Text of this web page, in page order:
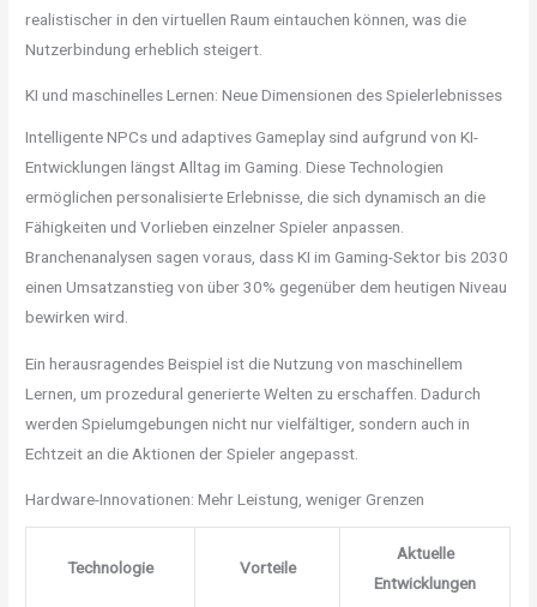
realistischer in den virtuellen Raum eintauchen können, was die
Nutzerbindung erheblich steigert.
KI und maschinelles Lernen: Neue Dimensionen des Spielerlebnisses
Intelligente NPCs und adaptives Gameplay sind aufgrund von KI-
Entwicklungen längst Alltag im Gaming. Diese Technologien
ermöglichen personalisierte Erlebnisse, die sich dynamisch an die
Fähigkeiten und Vorlieben einzelner Spieler anpassen.
Branchenanalysen sagen voraus, dass KI im Gaming-Sektor bis 2030
einen Umsatzanstieg von über30% gegenüber dem heutigen Niveau
bewirken wird.
Ein herausragendes Beispiel ist die Nutzung von maschinellem
Lernen, um prozedural generierte Welten zu erschaffen. Dadurch
werden Spielumgebungen nicht nur vielfältiger, sondern auch in
Echtzeit an die Aktionen der Spieler angepasst.
Hardware-Innovationen: Mehr Leistung, weniger Grenzen
Technologie Vorteile
Aktuelle
Entwicklungen